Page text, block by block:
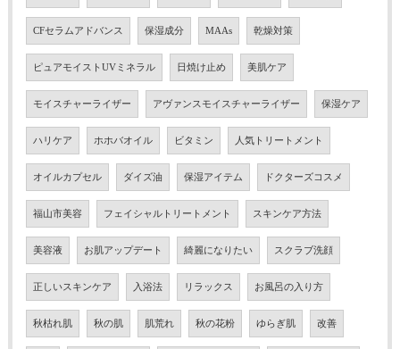
CFセラムアドバンス 保湿成分 MAAs 乾燥対策
ピュアモイストUVミネラル 日焼け止め 美肌ケア
モイスチャーライザー アヴァンスモイスチャーライザー 保湿ケア
ハリケア ホホバオイル ビタミン 人気トリートメント
オイルカプセル ダイズ油 保湿アイテム ドクターズコスメ
福山市美容 フェイシャルトリートメント スキンケア方法
美容液 お肌アップデート 綺麗になりたい スクラブ洗顔
正しいスキンケア 入浴法 リラックス お風呂の入り方
秋枯れ肌 秋の肌 肌荒れ 秋の花粉 ゆらぎ肌 改善